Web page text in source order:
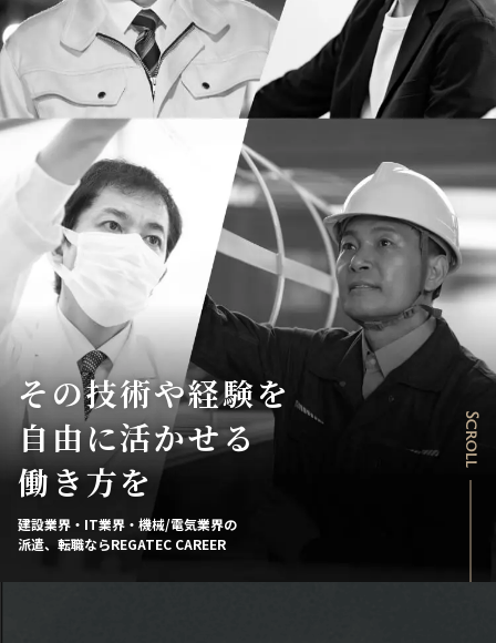
Scroll
その技術や経験を
自由に活かせる
働き方を
建設業界・IT業界・機械/電気業界の
派遣、転職ならREGATEC CAREER